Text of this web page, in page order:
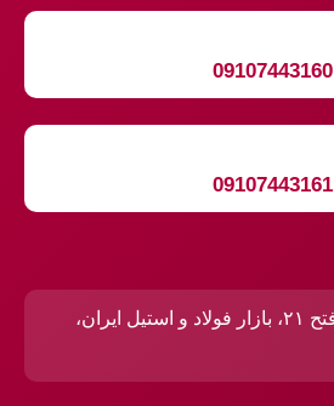
09107443160
09107443161
بزرگراه فتح، روبروی فتح ۲۱، بازار فولاد و استیل ایران،